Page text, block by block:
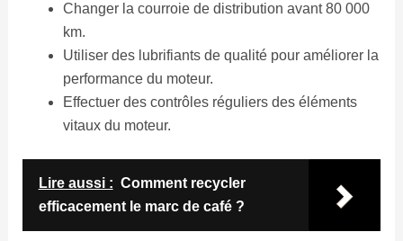
Changer la courroie de distribution avant 80 000
km.
Utiliser des lubrifiants de qualité pour améliorer la
performance du moteur.
Effectuer des contrôles réguliers des éléments
vitaux du moteur.
Lire aussi : Comment recycler
efficacement le marc de café ?